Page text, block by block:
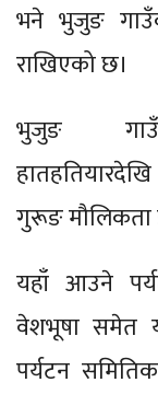
भने भुजुङ
राखिएको छ।
भुजुङ
गुरूङ मौलिकता
यहाँ आउने
वेशभूषा समेत
पर्यटन